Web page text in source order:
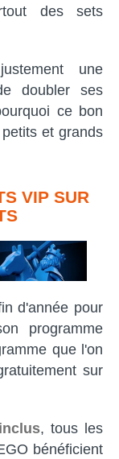
des sets
une
doubler ses
ce bon
et grands
VIP SUR
d'année pour
programme
que l'on
sur
, tous les
bénéficient